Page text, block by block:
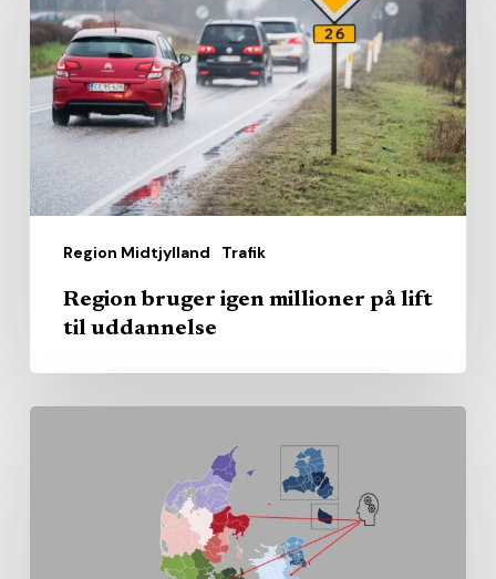
Region Midtjylland Trafik
millioner
på
Region bruger igen millioner på lift
til uddannelse